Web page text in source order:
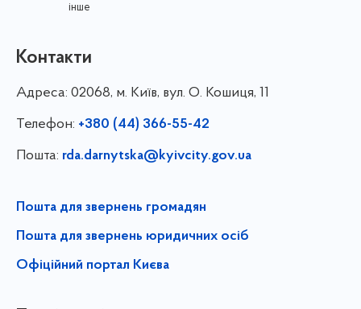
інше
Контакти
Адреса: 02068, м. Київ, вул. О. Кошиця, 11
Телефон: +380 (44) 366-55-42
Пошта: rda.darnytska@kyivcity.gov.ua
Пошта для звернень громадян
Пошта для звернень юридичних осіб
Офіційний портал Києва